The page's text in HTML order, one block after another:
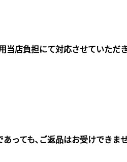
店負担にて対応させていただき
っても､ご返品はお受けできま